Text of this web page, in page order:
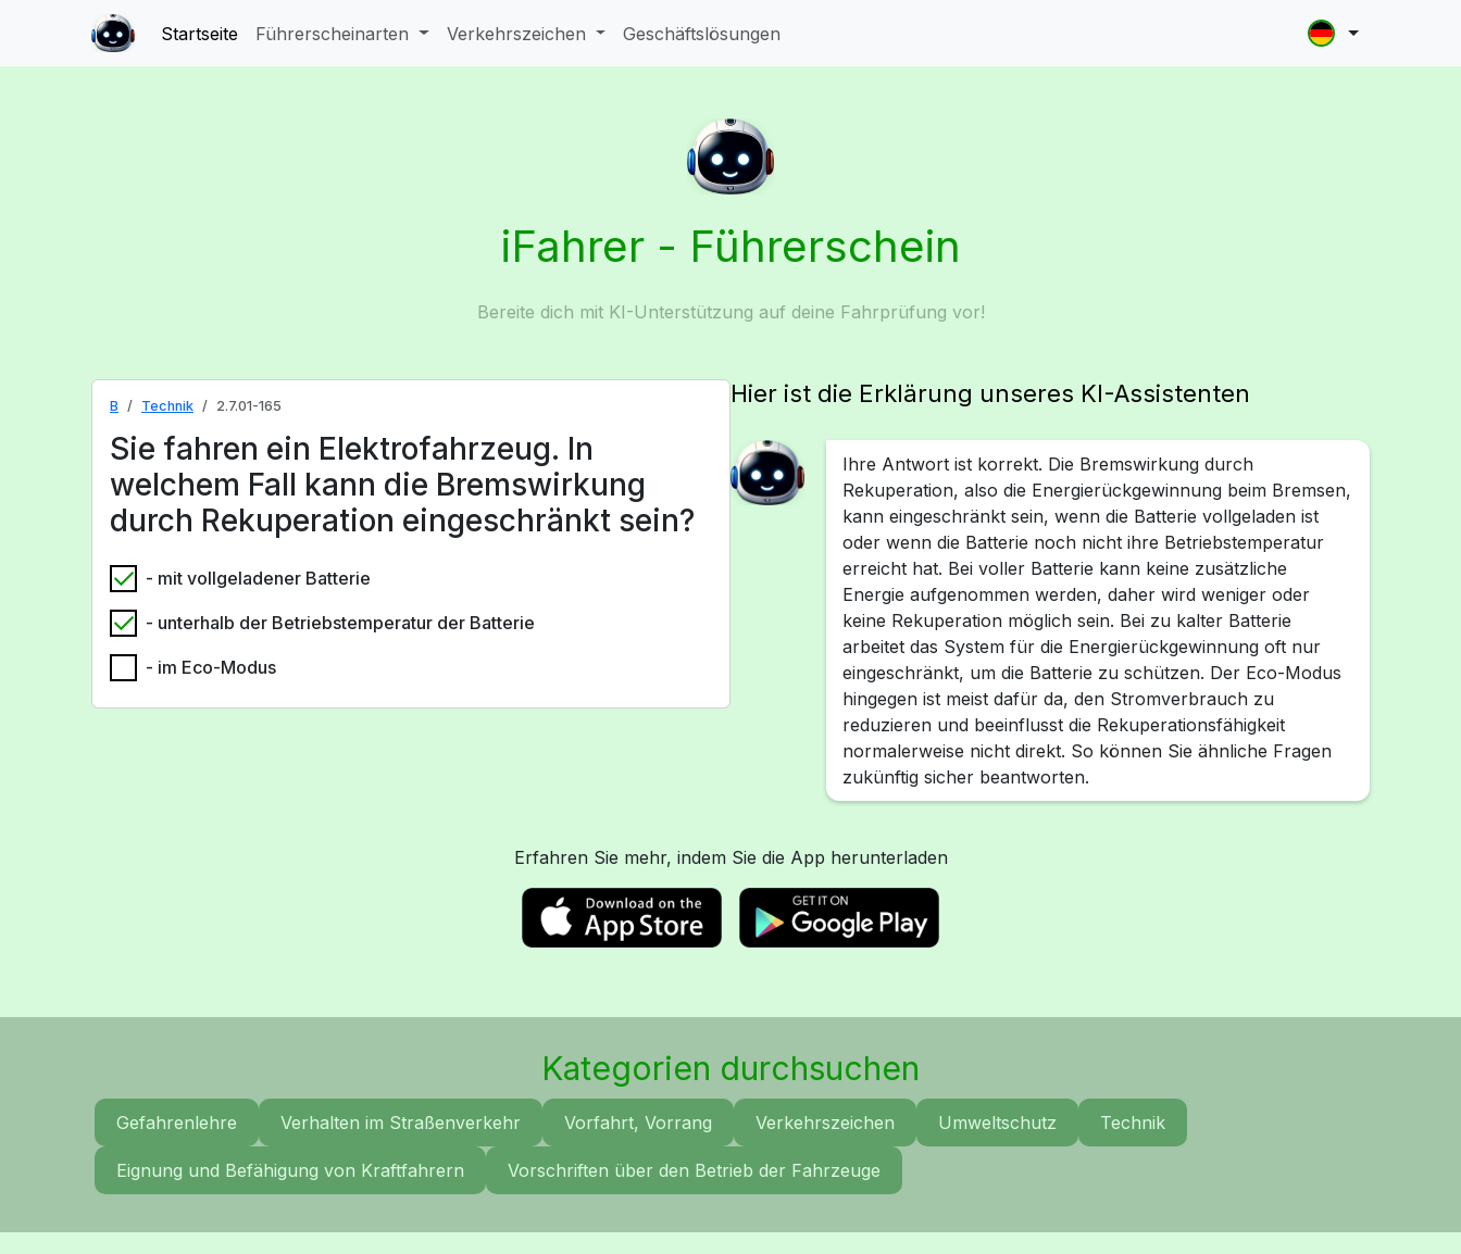
Startseite Führerscheinarten Verkehrszeichen Geschäftslösungen
iFahrer - Führerschein
Bereite dich mit KI-Unterstützung auf deine Fahrprüfung vor!
B Technik 2.7.01-165
Sie fahren ein Elektrofahrzeug. In
welchem Fall kann die Bremswirkung
durch Rekuperation eingeschränkt sein?
- mit vollgeladener Batterie
- unterhalb der Betriebstemperatur der Batterie
- im Eco-Modus
Hier ist die Erklärung unseres KI-Assistenten
Ihre Antwort ist korrekt. Die Bremswirkung durch
Rekuperation, also die Energierückgewinnung beim Bremsen,
kann eingeschränkt sein, wenn die Batterie vollgeladen ist
oder wenn die Batterie noch nicht ihre Betriebstemperatur
erreicht hat. Bei voller Batterie kann keine zusätzliche
Energie aufgenommen werden, daher wird weniger oder
keine Rekuperation möglich sein. Bei zu kalter Batterie
arbeitet das System für die Energierückgewinnung oft nur
eingeschränkt, um die Batterie zu schützen. Der Eco-Modus
hingegen ist meist dafür da, den Stromverbrauch zu
reduzieren und beeinflusst die Rekuperationsfähigkeit
normalerweise nicht direkt. So können Sie ähnliche Fragen
zukünftig sicher beantworten.
Erfahren Sie mehr, indem Sie die App herunterladen
Kategorien durchsuchen
Gefahrenlehre Verhalten im Straßenverkehr Vorfahrt, Vorrang Verkehrszeichen Umweltschutz Technik
Eignung und Befähigung von Kraftfahrern Vorschriften über den Betrieb der Fahrzeuge